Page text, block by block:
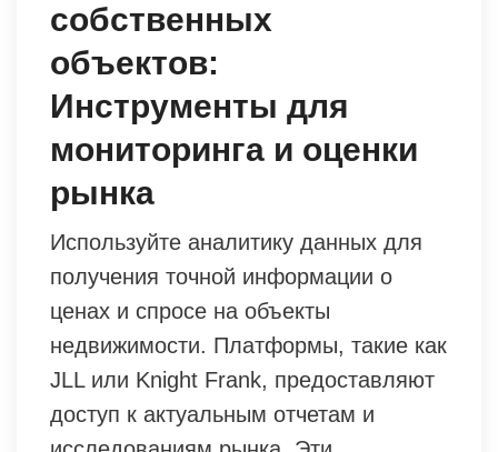
собственных
объектов:
Инструменты для
мониторинга и оценки
рынка
Используйте аналитику данных для
получения точной информации о
ценах и спросе на объекты
недвижимости. Платформы, такие как
JLL или Knight Frank, предоставляют
доступ к актуальным отчетам и